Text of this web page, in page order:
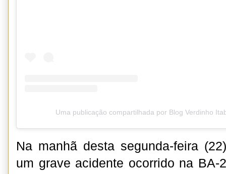
Uma publicação compartilhada por Blog Verdinho
Na manhã desta segunda-feira
um grave acidente ocorrido na BA-